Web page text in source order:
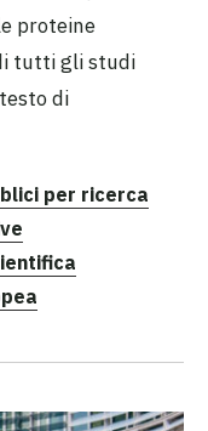
proteine
tutti gli studi
di
per ricerca